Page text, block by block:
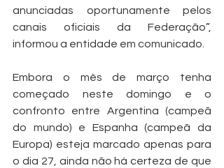
anunciadas oportunamente pelos
canais oficiais da Federação”,
informou a entidade em comunicado.
Embora o mês de março tenha
começado neste domingo e o
confronto entre Argentina (campeã
do mundo) e Espanha (campeã da
Europa) esteja marcado apenas para
o dia 27, ainda não há certeza de que